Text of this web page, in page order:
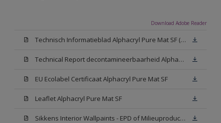
Download Adobe Reader
Technisch Informatieblad Alphacryl Pure Mat SF (New Livery) (PDF)
Technical Report decontamineerbaarheid Alphacryl Pure Mat SF
EU Ecolabel Certificaat Alphacryl Pure Mat SF
Leaflet Alphacryl Pure Mat SF
Sikkens Interior Wallpaints - EPD of Milieuproductverklaring